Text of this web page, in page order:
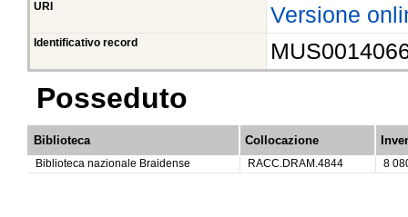
URI Versione
Identificativo record
Posseduto
Biblioteca Collocazione
Biblioteca nazionale Braidense RACC.DRAM.4844 8